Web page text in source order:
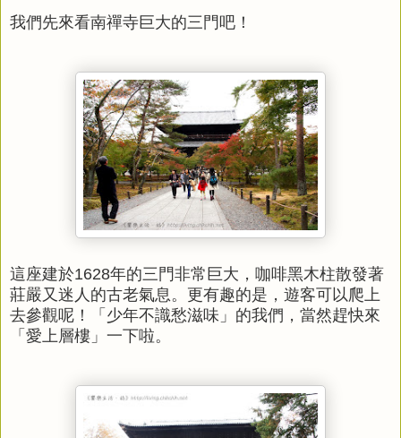
我們先來看南禪寺巨大的三門吧！
這座建於1628年的三門非常巨大，咖啡黑木柱散發著
莊嚴又迷人的古老氣息。更有趣的是，遊客可以爬上
去參觀呢！「少年不識愁滋味」的我們，當然趕快來
「愛上層樓」一下啦。